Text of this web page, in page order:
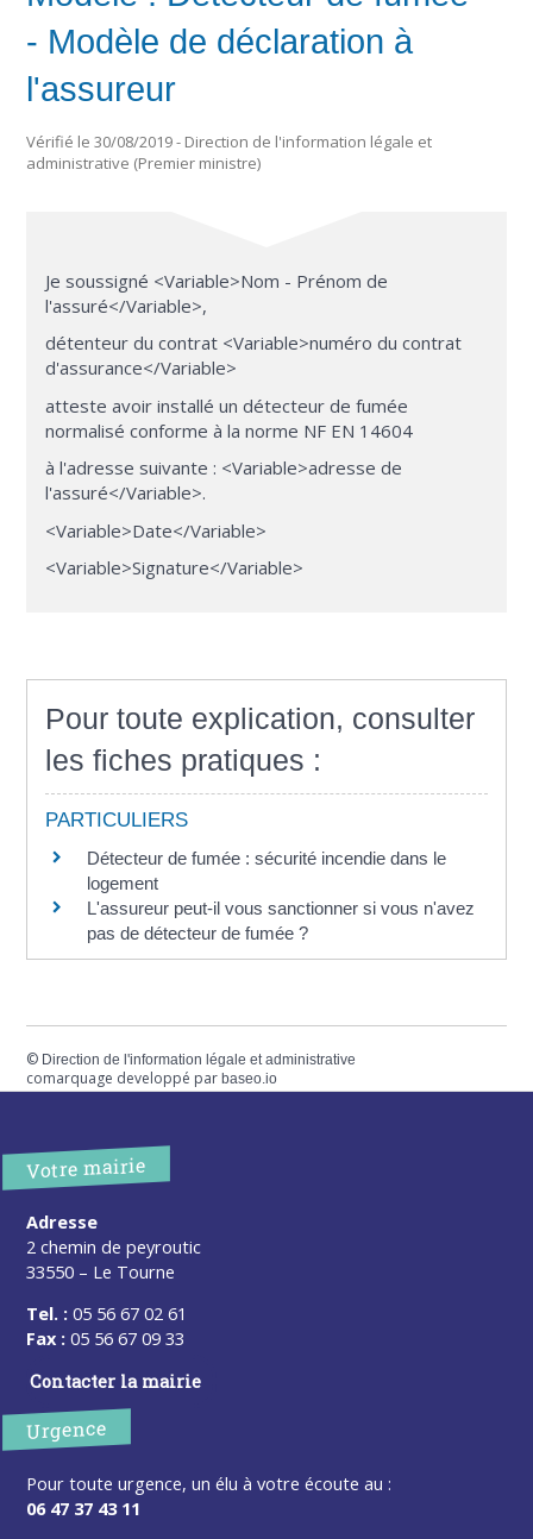
- Modèle de déclaration à
l'assureur
Vérifié le 30/08/2019 - Direction de l'information légale et
administrative (Premier ministre)
Je soussigné <Variable>Nom - Prénom de
l'assuré</Variable>,
détenteur du contrat <Variable>numéro du contrat
d'assurance</Variable>
atteste avoir installé un détecteur de fumée
normalisé conforme à la norme NF EN 14604
à l'adresse suivante : <Variable>adresse de
l'assuré</Variable>.
<Variable>Date</Variable>
<Variable>Signature</Variable>
Pour toute explication, consulter
les fiches pratiques :
PARTICULIERS
Détecteur de fumée : sécurité incendie dans le
logement
L'assureur peut-il vous sanctionner si vous n'avez
pas de détecteur de fumée ?
© Direction de l'information légale et administrative
comarquage developpé parbaseo.io
Votre mairie
Adresse
2 chemin de peyroutic
33550 – Le Tourne
Tel. : 05 56 67 02 61
Fax : 05 56 67 09 33
Contacter la mairie
Urgence
Pour toute urgence, un élu à votre écoute au :
06 47 37 43 11